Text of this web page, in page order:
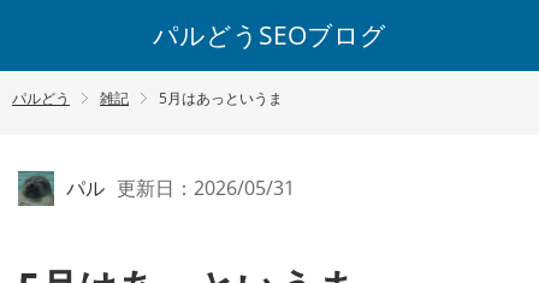
パルどうSEOブログ
パルどう 雑記 5月はあっというま
パル 更新日：2026/05/31